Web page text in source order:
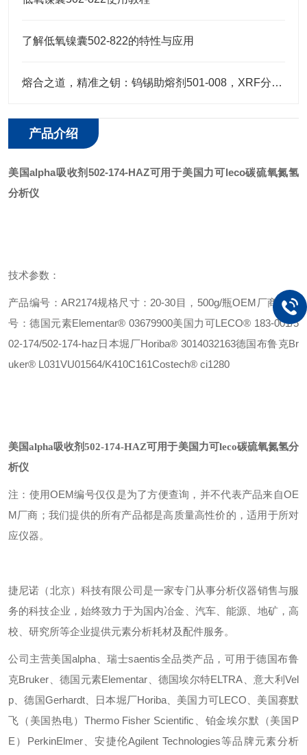
了解低氧镍囊502-822的特性与应用
熔合之道，精准之钥：钨锡助熔剂501-008，XRF分析的伴侣
产品介绍
美国alpha吸收剂502-174-HAZ可用于美国力可leco碳硫氧氮氢
分析仪
技术参数：
产品编号：AR2174规格尺寸：20-30目，500g/瓶OEM厂商及编
号：德国元素Elementar® 03679900美国力可LECO® 183-001/5
02-174/502-174-haz日本堀厂Horiba® 3014032163德国布鲁克Br
uker® L031VU01564/K410C161Costech® ci1280
美国alpha吸收剂502-174-HAZ可用于美国力可leco碳硫氧氮氢分
析仪
注：使用OEM编号仅仅是为了方便查询，并不代表产品来自OE
M厂商；我们提供的所有产品都是高质量高性价的，适用于所对
应仪器。
捷尼诺（北京）科技有限公司是一家专门从事分析仪器销售与服
务的科技企业，始终致力于为国内冶金、汽车、能源、地矿，高
校、研究所等企业提供元素分析耗材及配件服务。
公司主营美国alpha、瑞士saentis全品类产品，可用于德国布鲁
克Bruker、德国元素Elementar、德国埃尔特ELTRA、意大利Vel
p、德国Gerhardt、日本堀厂Horiba、美国力可LECO、美国赛默
飞（美国热电）Thermo Fisher Scientific、铂金埃尔默（美国P
E）PerkinElmer、安捷伦Agilent Technologies等品牌元素分析